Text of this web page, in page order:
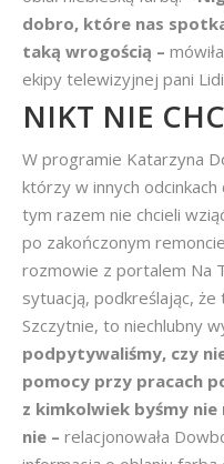
dobro, które nas
taką wrogością –
ekipy telewizyjnej pani
NIKT NIE
W programie Katarzyna
którzy w innych odcinkach
tym razem nie chcieli
po zakończonym
rozmowie z portalem Na
sytuacją, podkreślając, że
Szczytnie, to niechlubny
podpytywaliśmy, czy
pomocy przy pracach
z kimkolwiek byśmy nie
nie – relacjonowała